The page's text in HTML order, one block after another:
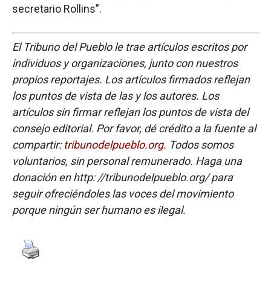
secretario Rollins”.
El Tribuno del Pueblo le trae artículos escritos por
individuos y organizaciones, junto con nuestros
propios reportajes. Los artículos firmados reflejan
los puntos de vista de las y los autores. Los
artículos sin firmar reflejan los puntos de vista del
consejo editorial. Por favor, dé crédito a la fuente al
compartir:tribunodelpueblo.org. Todos somos
voluntarios, sin personal remunerado. Haga una
donación en http: //tribunodelpueblo.org/ para
seguir ofreciéndoles las voces del movimiento
porque ningún ser humano es ilegal.